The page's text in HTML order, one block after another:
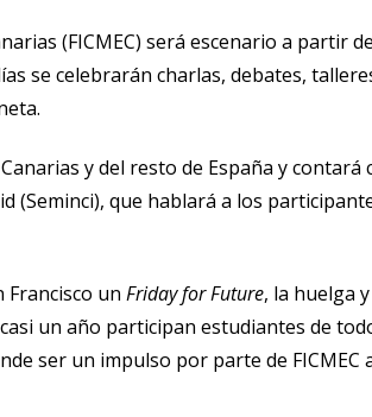
(FICMEC) será escenario a partir
se celebrarán charlas, debates,
y del resto de España y
(Seminci), que hablará a los
Francisco un Friday for Future, la huelga
un año participan estudiantes de
ser un impulso por parte de